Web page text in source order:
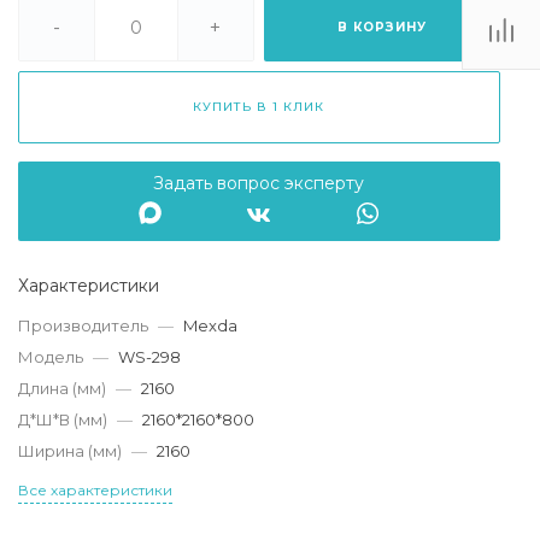
- + В КОРЗИНУ
КУПИТЬ В 1 КЛИК
Задать вопрос эксперту
Характеристики
Производитель — Mexda
Модель — WS-298
Длина (мм) — 2160
Д*Ш*В (мм) — 2160*2160*800
Ширина (мм) — 2160
Все характеристики